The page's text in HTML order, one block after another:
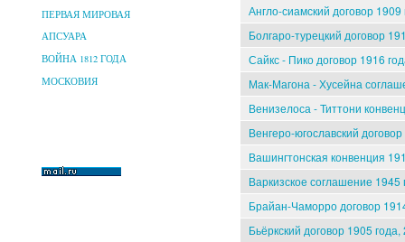
ПЕРВАЯ МИРОВАЯ
АПСУАРА
ВОЙНА 1812 ГОДА
МОСКОВИЯ
Англо-сиамский договор
Болгаро-турецкий договор
Сайкс - Пико договор 1916
Мак-Магона - Хусейна
Венизелоса - Титтони
Венгеро-югославский
Вашингтонская конвенция
Варкизское соглашение
Брайан-Чаморро договор
Бьёркский договор 1905